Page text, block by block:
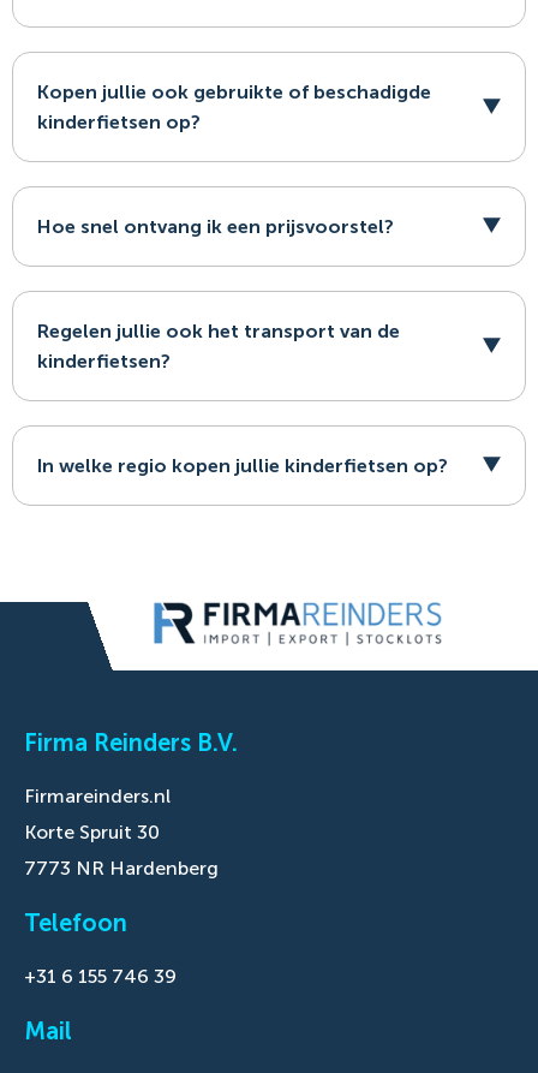
Kopen jullie ook gebruikte of beschadigde
kinderfietsen op?
Hoe snel ontvang ik een prijsvoorstel?
Regelen jullie ook het transport van de
kinderfietsen?
In welke regio kopen jullie kinderfietsen op?
Firma Reinders B.V.
Firmareinders.nl
Korte Spruit 30
7773 NR Hardenberg
Telefoon
+31 6 155 746 39
Mail